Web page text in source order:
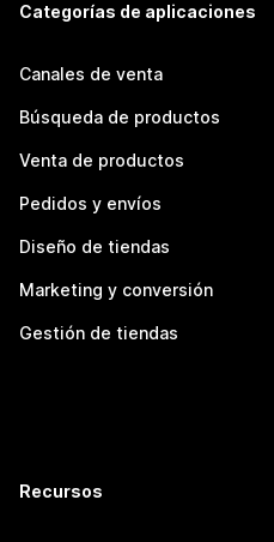
Categorías de aplicaciones
Canales de venta
Búsqueda de productos
Venta de productos
Pedidos y envíos
Diseño de tiendas
Marketing y conversión
Gestión de tiendas
Recursos